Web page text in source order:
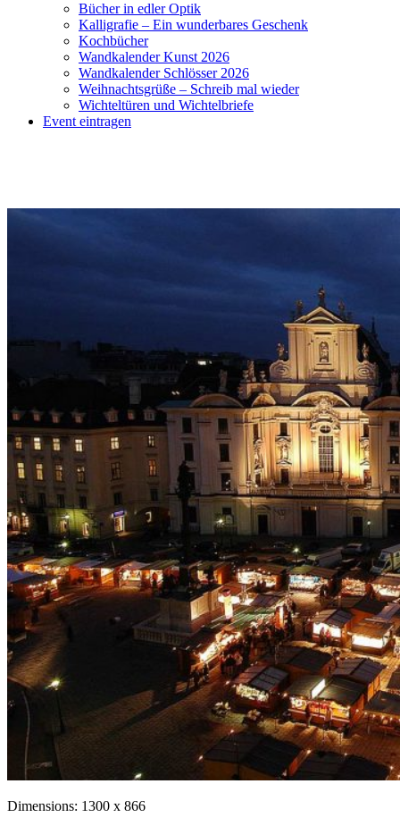
Bücher in edler Optik
Kalligrafie – Ein wunderbares Geschenk
Kochbücher
Wandkalender Kunst 2026
Wandkalender Schlösser 2026
Weihnachtsgrüße – Schreib mal wieder
Wichteltüren und Wichtelbriefe
Event eintragen
Dimensions: 1300 x 866